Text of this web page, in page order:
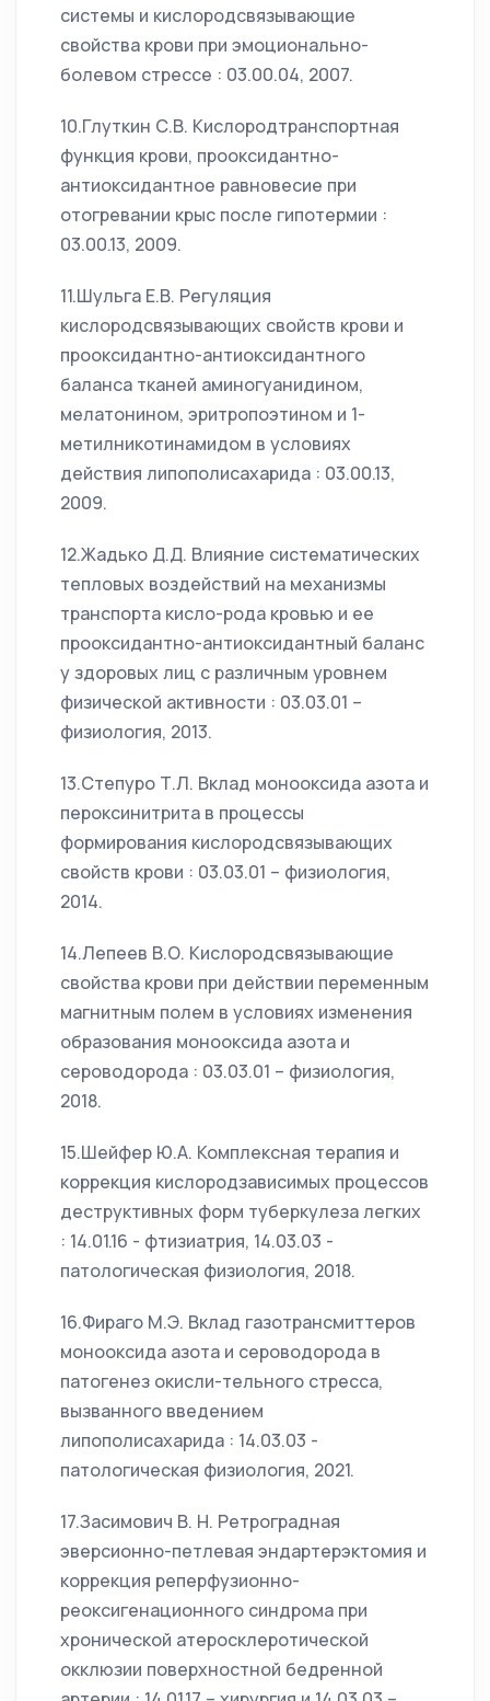
системы и кислородсвязывающие
свойства крови при эмоционально-
болевом стрессе : 03.00.04, 2007.
10.Глуткин С.В. Кислородтранспортная
функция крови, прооксидантно-
антиоксидантное равновесие при
отогревании крыс после гипотермии :
03.00.13, 2009.
11.Шульга Е.В. Регуляция
кислородсвязывающих свойств крови и
прооксидантно-антиоксидантного
баланса тканей аминогуанидином,
мелатонином, эритропоэтином и 1-
метилникотинамидом в условиях
действия липополисахарида : 03.00.13,
2009.
12.Жадько Д.Д. Влияние систематических
тепловых воздействий на механизмы
транспорта кисло-рода кровью и ее
прооксидантно-антиоксидантный баланс
у здоровых лиц с различным уровнем
физической активности : 03.03.01 –
физиология, 2013.
13.Степуро Т.Л. Вклад монооксида азота и
пероксинитрита в процессы
формирования кислородсвязывающих
свойств крови : 03.03.01 – физиология,
2014.
14.Лепеев В.О. Кислородсвязывающие
свойства крови при действии переменным
магнитным полем в условиях изменения
образования монооксида азота и
сероводорода : 03.03.01 – физиология,
2018.
15.Шейфер Ю.А. Комплексная терапия и
коррекция кислородзависимых процессов
деструктивных форм туберкулеза легких
: 14.01.16 - фтизиатрия, 14.03.03 -
патологическая физиология, 2018.
16.Фираго М.Э. Вклад газотрансмиттеров
монооксида азота и сероводорода в
патогенез окисли-тельного стресса,
вызванного введением
липополисахарида : 14.03.03 -
патологическая физиология, 2021.
17.Засимович В. Н. Ретроградная
эверсионно-петлевая эндартерэктомия и
коррекция реперфузионно-
реоксигенационного синдрома при
хронической атеросклеротической
окклюзии поверхностной бедренной